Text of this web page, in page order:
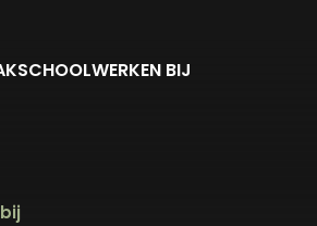
WERKEN BIJ